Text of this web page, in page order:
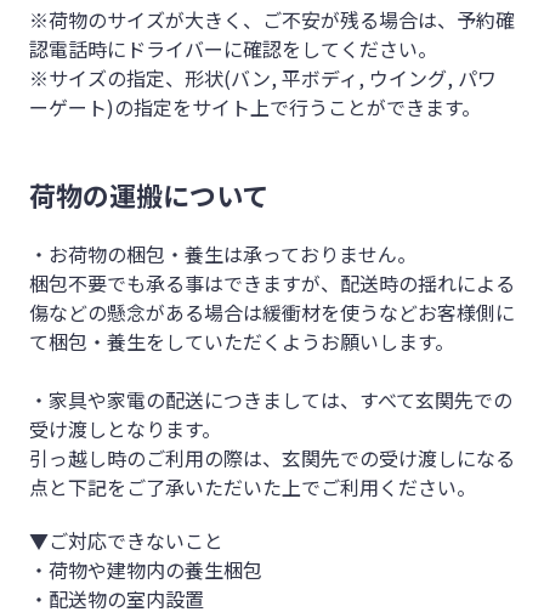
※荷物のサイズが大きく、ご不安が残る場合は、予約確
認電話時にドライバーに確認をしてください。
※サイズの指定、形状(バン, 平ボディ, ウイング, パワ
ーゲート)の指定をサイト上で行うことができます。
荷物の運搬について
・お荷物の梱包・養生は承っておりません。
梱包不要でも承る事はできますが、配送時の揺れによる
傷などの懸念がある場合は緩衝材を使うなどお客様側に
て梱包・養生をしていただくようお願いします。
・家具や家電の配送につきましては、すべて玄関先での
受け渡しとなります。
引っ越し時のご利用の際は、玄関先での受け渡しになる
点と下記をご了承いただいた上でご利用ください。
▼ご対応できないこと
・荷物や建物内の養生梱包
・配送物の室内設置